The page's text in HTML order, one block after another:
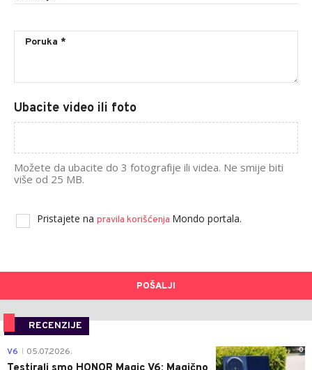
Ubacite video ili foto
Možete da ubacite do 3 fotografije ili videa. Ne smije biti
više od 25 MB.
Pristajete na pravila korišćenja Mondo portala.
POŠALJI
RECENZIJE
0
V6 05.07.2026.